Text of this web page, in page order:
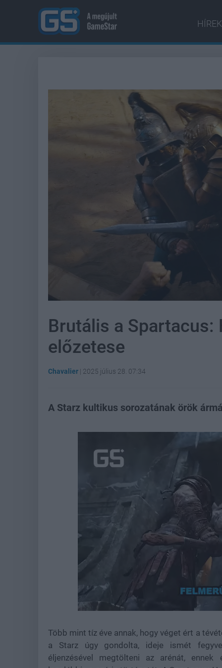
HÍREK
Brutális a
előzetese
Chavalier | 2025 július 28. 07:34
A Starz kultikus sorozatának örök
Unmute
39.10%
Több mint tíz éve annak, hogy véget ért a
a Starz úgy gondolta, ideje ismét
éljenzésével megtölteni az arénát,